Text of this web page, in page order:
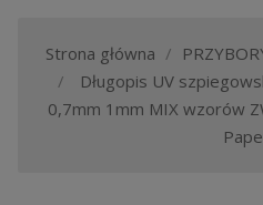
Strona główna
Długopis UV
0,7mm 1mm MIX wzorów